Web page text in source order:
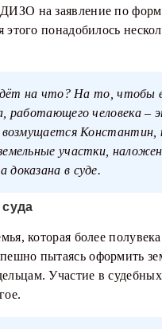
на заявление по
этого понадобилось
на что? На то, чтобы
работающего человека
возмущается
участки,
в суде.
которая более
пытаясь оформить
Участие в судебных